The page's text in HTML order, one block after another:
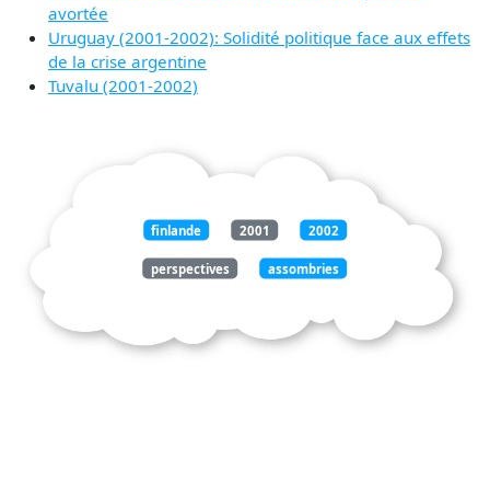
avortée
Uruguay (2001-2002): Solidité politique face aux effets
de la crise argentine
Tuvalu (2001-2002)
finlande 2001 2002
perspectives assombries